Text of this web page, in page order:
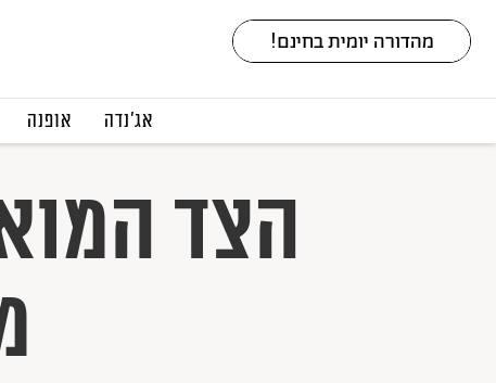
אג׳נדה אופנה
הצד